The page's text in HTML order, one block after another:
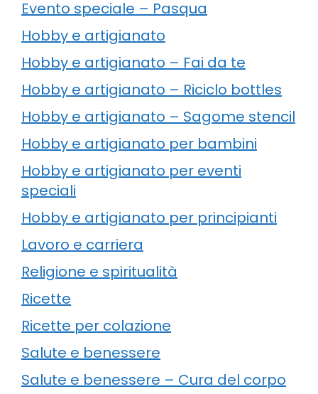
Evento speciale – Pasqua
Hobby e artigianato
Hobby e artigianato – Fai da te
Hobby e artigianato – Riciclo bottles
Hobby e artigianato – Sagome stencil
Hobby e artigianato per bambini
Hobby e artigianato per eventi
speciali
Hobby e artigianato per principianti
Lavoro e carriera
Religione e spiritualità
Ricette
Ricette per colazione
Salute e benessere
Salute e benessere – Cura del corpo